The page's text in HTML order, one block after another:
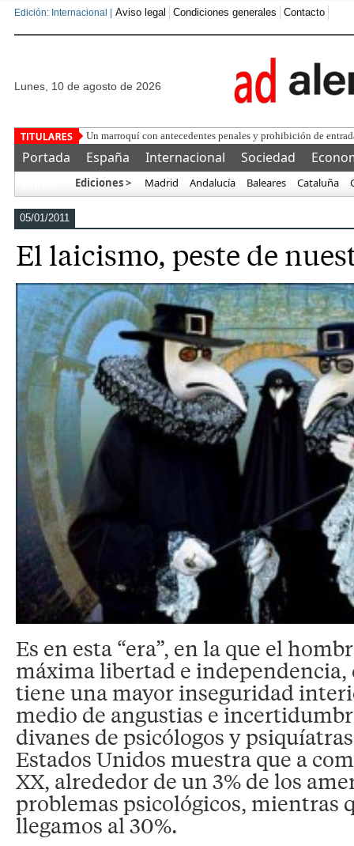
Edición: Internacional | Aviso legal Condiciones generales Contacto
lunes, 10 de agosto de 2026
Las ONGs denuncian que son los p
Portada España Internacional Sociedad
Ediciones > Madrid Andalucía Baleares Cataluña
05/01/2011
El laicismo, peste de
Es en esta “era”, en la que el
máxima libertad e
tiene una mayor inseguridad
medio de angustias e
divanes de psicólogos y
Estados Unidos muestra que a
XX, alrededor de un 3% de los
problemas psicológicos, mientras
llegamos al 30%.